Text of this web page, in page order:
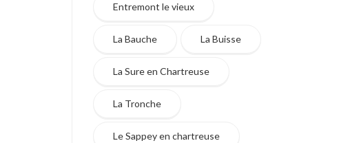
Entremont le vieux
La Bauche La Buisse
La Sure en Chartreuse
La Tronche
Le Sappey en chartreuse